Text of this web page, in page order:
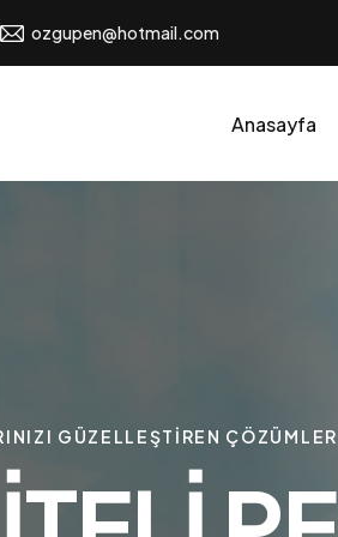
ozgupen@hotmail.com
Anasayfa
GÜZELLEŞTIREN ÇÖZÜMLER